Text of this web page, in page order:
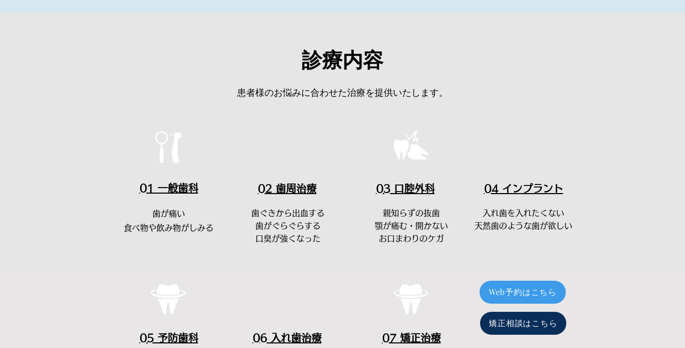
​診療内容
患者様のお悩みに合わせた治療を提供いたします。
​01 一般歯科
歯が痛い
​食べ物や飲み物がしみる
02 歯周治療
歯ぐきから出血する
歯がぐらぐらする
口臭が強くなった
04 インプラント
入れ歯を入れたくない
​天然歯のような歯が欲しい
03 口腔外科
親知らずの抜歯
顎が痛む・開かない
お口まわりのケガ
05 予防歯科 ​06 入れ歯治療 07 矯正治療
Web予約はこちら
矯正相談はこちら